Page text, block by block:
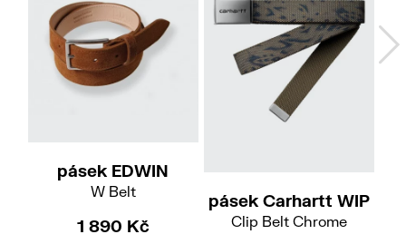
pásek EDWIN
W Belt
1 890 Kč
pásek Carhartt WIP
Clip Belt Chrome